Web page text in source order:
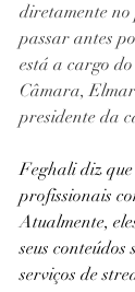
diretamente
passar antes
está a cargo
Câmara,
presidente da
Feghali diz
profissionais
Atualmente,
seus
serviços de